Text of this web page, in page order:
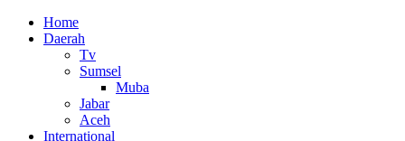
Home
Daerah
Tv
Sumsel
Muba
Jabar
Aceh
International